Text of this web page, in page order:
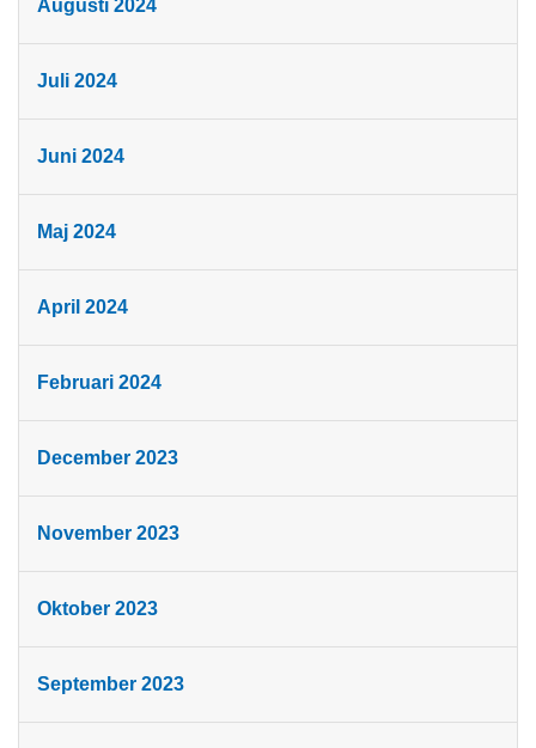
Augusti 2024
Juli 2024
Juni 2024
Maj 2024
April 2024
Februari 2024
December 2023
November 2023
Oktober 2023
September 2023